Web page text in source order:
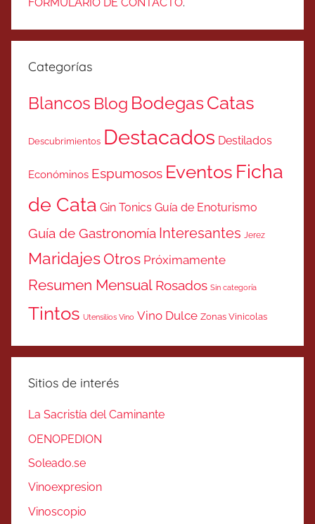
Categorías
Blancos Blog BodegasCatas
Descubrimientos Destacados Destilados
Económinos Espumosos Eventos Ficha
de Cata Gin Tonics Guía de Enoturismo
Guía de Gastronomía Interesantes Jerez
MaridajesOtros Próximamente
Resumen Mensual Rosados Sin categoría
Tintos Utensilios Vino Vino Dulce Zonas Vinicolas
Sitios de interés
La Sacristía del Caminante
OENOPEDION
Soleado.se
Vinoexpresion
Vinoscopio